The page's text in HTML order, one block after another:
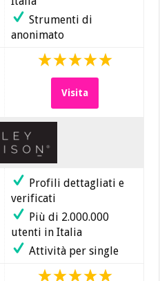
Strumenti di
anonimato
Visita
Profili dettagliati e
verificati
Più di 2.000.000
utenti in Italia
Attività per single